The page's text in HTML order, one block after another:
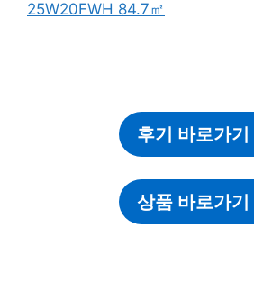
후기 바로가기
상품 바로가기